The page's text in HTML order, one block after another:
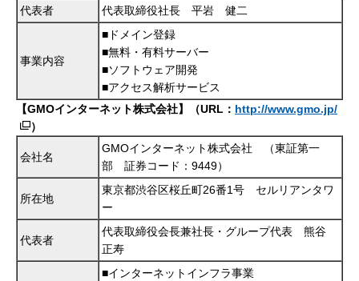
代表者
代表取締役社長 平岩 健二
事業内容
■ドメイン登録
■無料・有料サーバー
■ソフトウェア開発
■アクセス解析サービス
【GMOインターネット株式会社】（URL： http://www.gmo.jp/
）
会社名
GMOインターネット株式会社 （東証第一
部 証券コード：9449）
所在地
東京都渋谷区桜丘町26番1号 セルリアンタワ
ー
代表者
代表取締役会長兼社長・グループ代表 熊谷
正寿
■インターネットインフラ事業